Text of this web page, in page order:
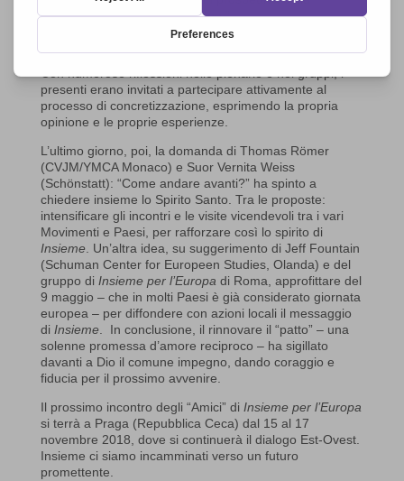
redenzione e della resurrezione.”
Con numerose riflessioni nelle plenarie e nei gruppi, i
presenti erano invitati a partecipare attivamente al
processo di concretizzazione, esprimendo la propria
opinione e le proprie esperienze.
L’ultimo giorno, poi, la domanda di Thomas Römer
(CVJM/YMCA Monaco) e Suor Vernita Weiss
(Schönstatt): “Come andare avanti?” ha spinto a
chiedere insieme lo Spirito Santo. Tra le proposte:
intensificare gli incontri e le visite vicendevoli tra i vari
Movimenti e Paesi, per rafforzare così lo spirito di
Insieme. Un’altra idea, su suggerimento di Jeff Fountain
(Schuman Center for Europeen Studies, Olanda) e del
gruppo di Insieme per l’Europa di Roma, approfittare del
9 maggio – che in molti Paesi è già considerato giornata
europea – per diffondere con azioni locali il messaggio
di Insieme. In conclusione, il rinnovare il “patto” – una
solenne promessa d’amore reciproco – ha sigillato
davanti a Dio il comune impegno, dando coraggio e
fiducia per il prossimo avvenire.
Il prossimo incontro degli “Amici” di Insieme per l’Europa
si terrà a Praga (Repubblica Ceca) dal 15 al 17
novembre 2018, dove si continuerà il dialogo Est-Ovest.
Insieme ci siamo incamminati verso un futuro
promettente.